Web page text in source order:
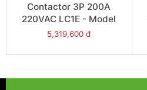
Contactor 3P 200A
220VAC LC1E - Model
LC1E200M6
5,319,600 đ